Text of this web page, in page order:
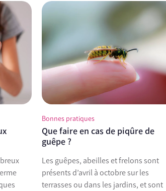
Bonnes pratiques
Que faire en cas de piqûre de
guêpe ?
Les guêpes, abeilles et frelons sont
présents d’avril à octobre sur les
terrasses ou dans les jardins, et sont